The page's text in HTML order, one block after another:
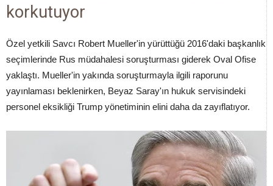
korkutuyor
Özel yetkili Savcı Robert Mueller'in yürüttüğü 2016'daki başkanlık
seçimlerinde Rus müdahalesi soruşturması giderek Oval Ofise
yaklaştı. Mueller'in yakında soruşturmayla ilgili raporunu
yayınlaması beklenirken, Beyaz Saray'ın hukuk servisindeki
personel eksikliği Trump yönetiminin elini daha da zayıflatıyor.